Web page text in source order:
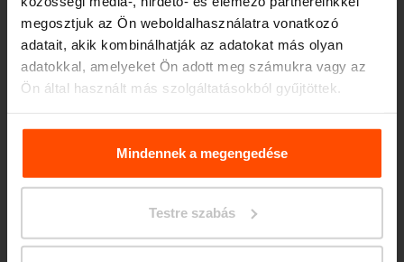
megosztjuk az Ön weboldalhasználatra vonatkozó
adatait, akik kombinálhatják az adatokat más olyan
adatokkal, amelyeket Ön adott meg számukra vagy az
Ön által használt más szolgáltatásokból gyűjtöttek.
További információért kérjük, látogasson el aPrinciples
Relating to the Processing. Personal Data
Mindennek a megengedése
Testre szabás